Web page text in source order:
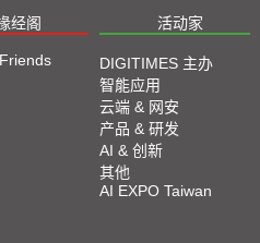
经阁 活动家
DIGITIMES 主办
智能应用
云端 & 网安
产品 & 研发
AI & 创新
其他
AI EXPO Taiwan